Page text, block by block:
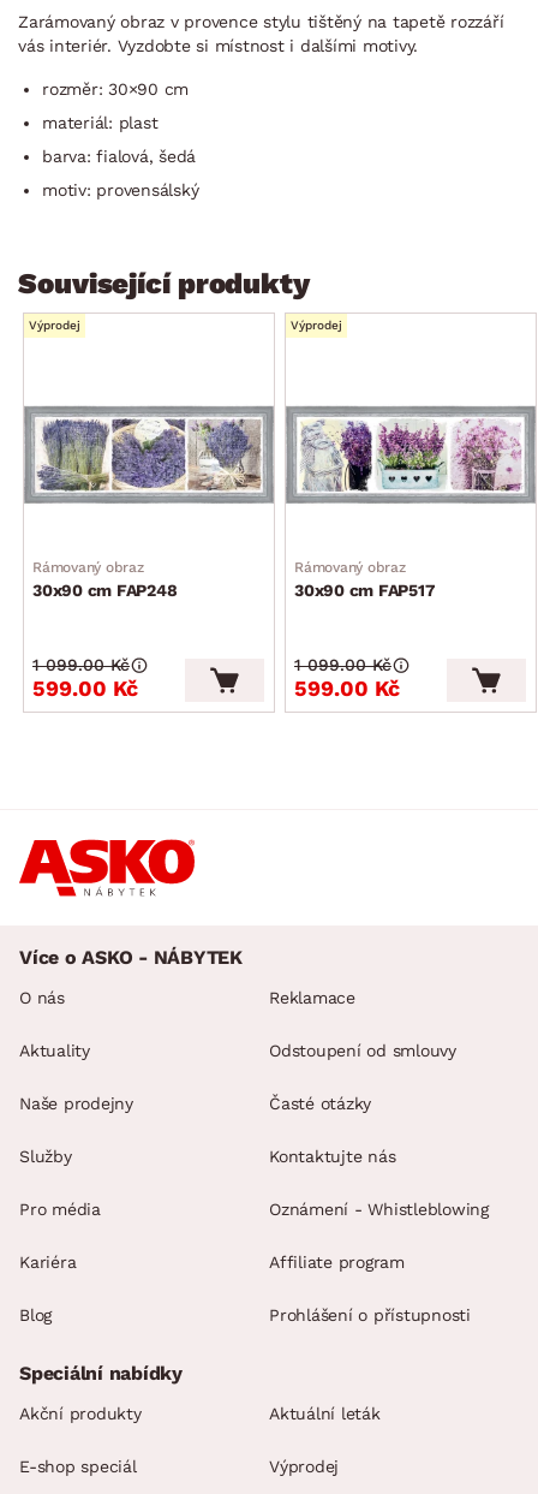
Zarámovaný obraz v provence stylu tištěný na tapetě rozzáří
vás interiér. Vyzdobte si místnost i dalšími motivy.
rozměr: 30×90 cm
materiál: plast
barva: fialová, šedá
motiv: provensálský
Související produkty
Výprodej
Rámovaný obraz
30x90 cm FAP248
599.00 Kč
1 099.00 Kč
Výprodej
Rámovaný obraz
30x90 cm FAP517
599.00 Kč
1 099.00 Kč
Více o ASKO - NÁBYTEK
O nás
Aktuality
Naše prodejny
Služby
Pro média
Kariéra
Blog
Reklamace
Odstoupení od smlouvy
Časté otázky
Kontaktujte nás
Oznámení - Whistleblowing
Affiliate program
Prohlášení o přístupnosti
Speciální nabídky
Akční produkty Aktuální leták
E-shop speciál Výprodej